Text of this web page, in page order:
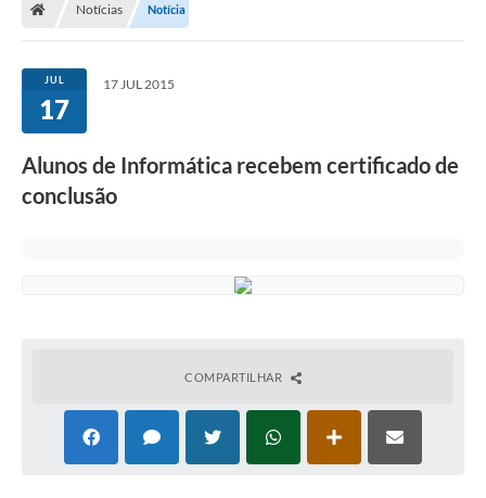
Notícias Notícia
JUL
17
17 JUL 2015
Alunos de Informática recebem certificado de
conclusão
COMPARTILHAR